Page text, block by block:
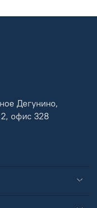
Дегунино,
офис 328